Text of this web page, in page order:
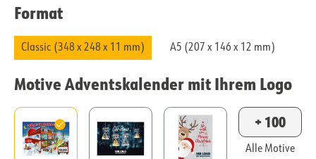
Format
Classic (348 x 248 x 11 mm) A5 (207 x 146 x 12 mm)
Motive Adventskalender mit Ihrem Logo
+ 100
Alle Motive